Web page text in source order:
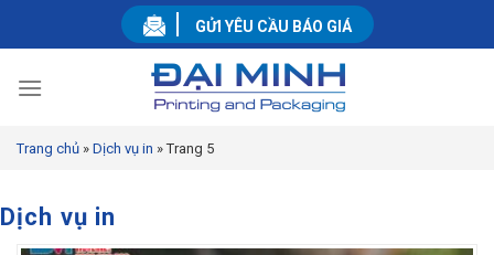
GỬI YÊU CẦU BÁO GIÁ
Trang chủ » Dịch vụ in »Trang 5
Dịch vụ in